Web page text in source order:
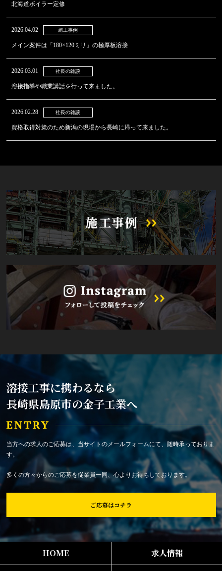
北海道ボイラー定修
2026.04.02 施工事例
メイン案件は「180×120ミリ」の極厚板溶接
2026.03.01 社長の雑談
溶接指導や職業講話を行って来ました。
2026.02.28 社長の雑談
資格取得対策のため新潟の現場から長崎に帰って来ました。
溶接工事に携わるなら
長崎県島原市の金子工業へ
当方への求人のご応募は、当サイトのメールフォームにて、随時承っておりま
す。
多くの方々からのご応募を従業員一同、心よりお待ちしております。
ご応募はコチラ
HOME 求人情報